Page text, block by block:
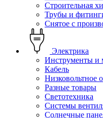
Строительная
Трубы и
Снятое с
Электрика
Инструменты и
Кабель
Низковольтное
Разные товары
Светотехника
Системы
Солнечные